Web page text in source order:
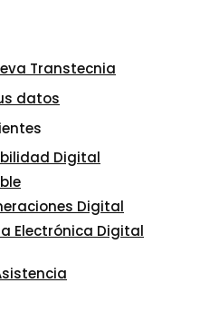
Transtecnia
datos
Digital
Digital
Electrónica Digital